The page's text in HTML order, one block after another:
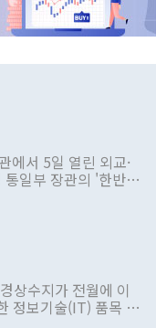
에서 5일 열린 외교·
일부 장관의 '한반도
로 추진하겠다고 공
놨다. 그동안 정 장
있지만 대통령과 유
이례적이다. 정 장
소리도 높아지고 있
상수지가 전월에 이
정보기술(IT) 품목 수